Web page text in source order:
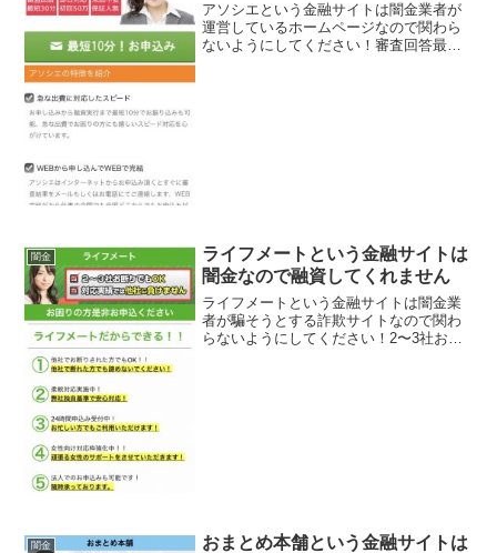
アソシエという金融サイトは闇金業者が
運営しているホームページなので関わら
ないようにしてください！審査回答最短
闇金
ライフメートという金融サイトは
闇金なので融資してくれません
ライフメートという金融サイトは闇金業
者が騙そうとする詐欺サイトなので関わ
らないようにしてください！2〜3社お断
闇金
おまとめ本舗という金融サイトは